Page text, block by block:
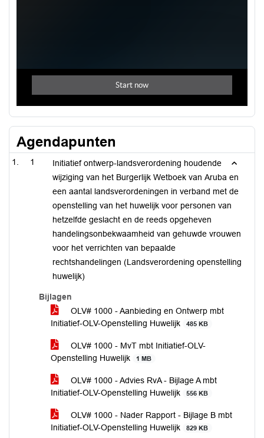
Agendapunten
1
Initiatief ontwerp-landsverordening houdende
wijziging van het Burgerlijk Wetboek van Aruba en
een aantal landsverordeningen in verband met de
openstelling van het huwelijk voor personen van
hetzelfde geslacht en de reeds opgeheven
handelingsonbekwaamheid van gehuwde vrouwen
voor het verrichten van bepaalde
rechtshandelingen (Landsverordening openstelling
huwelijk)
Bijlagen
OLV# 1000 - Aanbieding en Ontwerp mbt
Initiatief-OLV-Openstelling Huwelijk
485 KB
OLV# 1000 - MvT mbt Initiatief-OLV-
Openstelling Huwelijk
1 MB
OLV# 1000 - Advies RvA - Bijlage A mbt
Initiatief-OLV-Openstelling Huwelijk
556 KB
OLV# 1000 - Nader Rapport - Bijlage B mbt
Initiatief-OLV-Openstelling Huwelijk
829 KB